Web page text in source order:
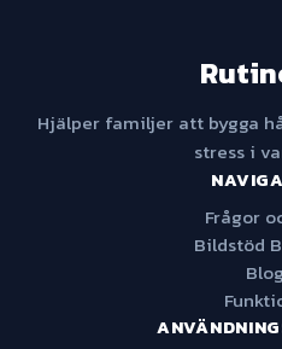
Hjälper familjer att bygga
stress i
Frågor
Bildstöd